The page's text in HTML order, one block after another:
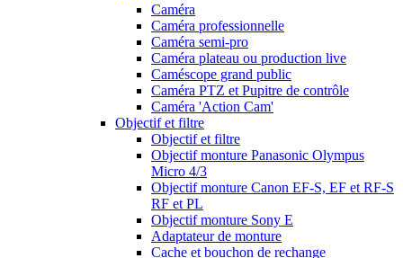
Caméra
Caméra professionnelle
Caméra semi-pro
Caméra plateau ou production live
Caméscope grand public
Caméra PTZ et Pupitre de contrôle
Caméra 'Action Cam'
Objectif et filtre
Objectif et filtre
Objectif monture Panasonic Olympus
Micro 4/3
Objectif monture Canon EF-S, EF et RF-S
RF et PL
Objectif monture Sony E
Adaptateur de monture
Cache et bouchon de rechange